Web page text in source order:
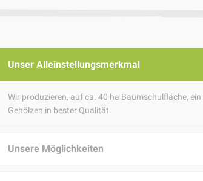
Unser Alleinstellungsmerkmal
Wir produzieren, auf ca. 40 ha Baumschulfläche,
Gehölzen in bester Qualität.
Unsere Möglichkeiten